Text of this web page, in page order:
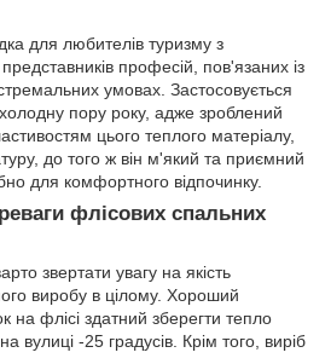
для любителів туризму з
професій, пов'язаних із
умовах. Застосовується
пору року, адже зроблений
цього теплого матеріалу,
до того ж він м'який та приємний
для комфортного відпочинку.
флісових спальних
звертати увагу на якість
виробу в цілому. Хороший
на флісі здатний зберегти тепло
вулиці -25 градусів. Крім того, виріб